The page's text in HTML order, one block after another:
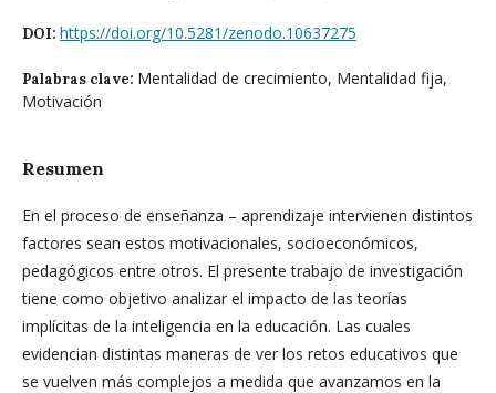
DOI: https://doi.org/10.5281/zenodo.10637275
Palabras clave: Mentalidad de crecimiento, Mentalidad fija,
Motivación
Resumen
En el proceso de enseñanza – aprendizaje intervienen distintos
factores sean estos motivacionales, socioeconómicos,
pedagógicos entre otros. El presente trabajo de investigación
tiene como objetivo analizar el impacto de las teorías
implícitas de la inteligencia en la educación. Las cuales
evidencian distintas maneras de ver los retos educativos que
se vuelven más complejos a medida que avanzamos en la